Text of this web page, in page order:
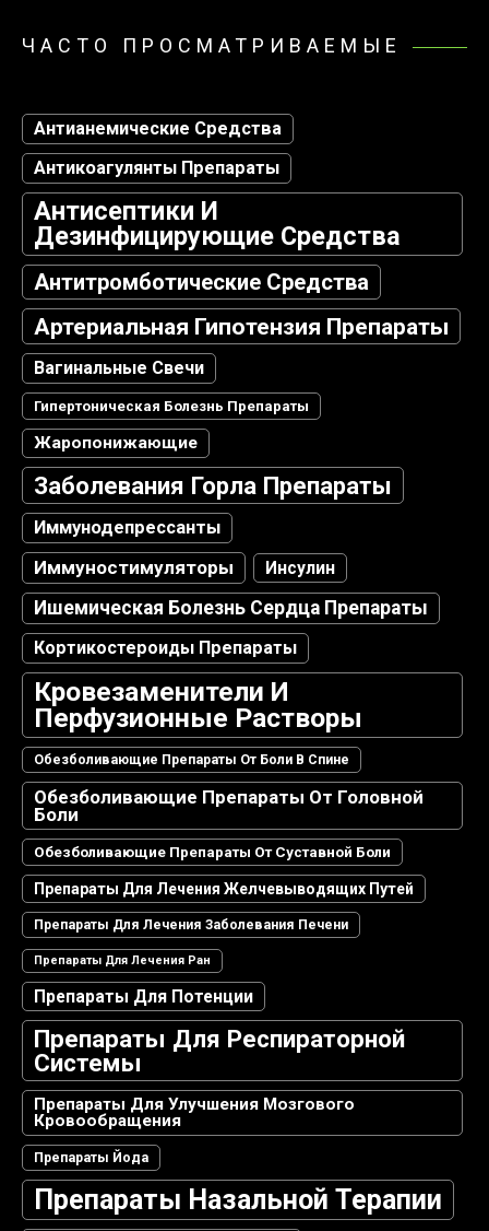
ЧАСТО ПРОСМАТРИВАЕМЫЕ
Антианемические Средства
Антикоагулянты Препараты
Антисептики И
Дезинфицирующие Средства
Антитромботические Средства
Артериальная Гипотензия Препараты
Вагинальные Свечи
Гипертоническая Болезнь Препараты
Жаропонижающие
Заболевания Горла Препараты
Иммунодепрессанты
Иммуностимуляторы Инсулин
Ишемическая Болезнь Сердца Препараты
Кортикостероиды Препараты
Кровезаменители И
Перфузионные Растворы
Обезболивающие Препараты От Боли В Спине
Обезболивающие Препараты От Головной
Боли
Обезболивающие Препараты От Суставной Боли
Препараты Для Лечения Желчевыводящих Путей
Препараты Для Лечения Заболевания Печени
Препараты Для Лечения Ран
Препараты Для Потенции
Препараты Для Респираторной
Системы
Препараты Для Улучшения Мозгового
Кровообращения
Препараты Йода
Препараты Назальной Терапии